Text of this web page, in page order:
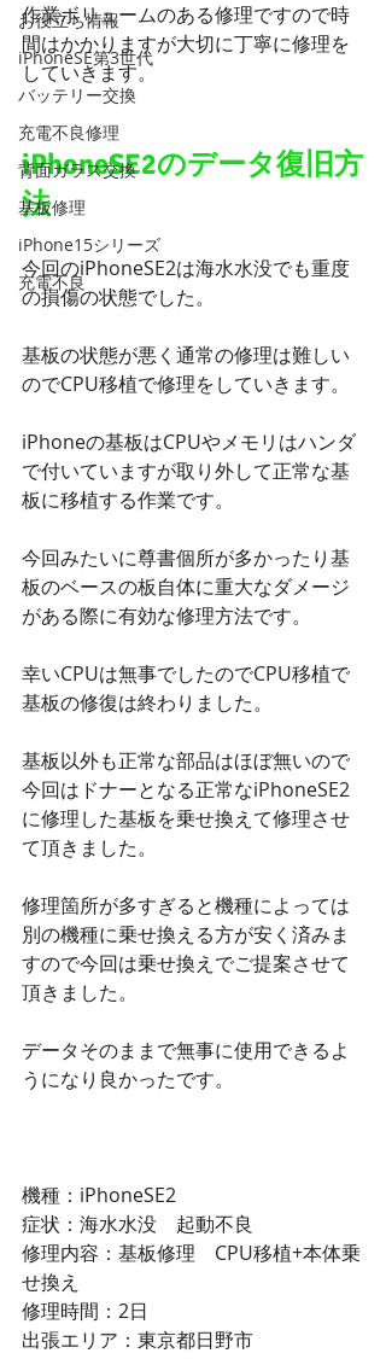
お役立ち情報
iPhoneSE第3世代
バッテリー交換
充電不良修理
背面ガラス交換
基板修理
iPhone15シリーズ
充電不良
作業ボリュームのある修理ですので時
間はかかりますが大切に丁寧に修理を
していきます。
iPhoneSE2のデータ復旧方
法
今回のiPhoneSE2は海水水没でも重度
の損傷の状態でした。
基板の状態が悪く通常の修理は難しい
のでCPU移植で修理をしていきます。
iPhoneの基板はCPUやメモリはハンダ
で付いていますが取り外して正常な基
板に移植する作業です。
今回みたいに尊書個所が多かったり基
板のベースの板自体に重大なダメージ
がある際に有効な修理方法です。
幸いCPUは無事でしたのでCPU移植で
基板の修復は終わりました。
基板以外も正常な部品はほぼ無いので
今回はドナーとなる正常なiPhoneSE2
に修理した基板を乗せ換えて修理させ
て頂きました。
修理箇所が多すぎると機種によっては
別の機種に乗せ換える方が安く済みま
すので今回は乗せ換えでご提案させて
頂きました。
データそのままで無事に使用できるよ
うになり良かったです。
機種：iPhoneSE2
症状：海水水没　起動不良
修理内容：基板修理　CPU移植+本体乗
せ換え
修理時間：2日
出張エリア：東京都日野市